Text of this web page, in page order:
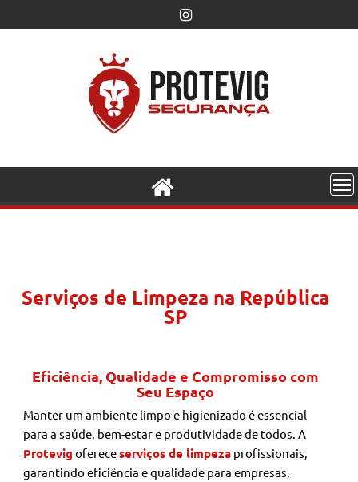
Serviços de Limpeza na República
SP
Eficiência, Qualidade e Compromisso com
Seu Espaço
Manter um ambiente limpo e higienizado é essencial
para a saúde, bem-estar e produtividade de todos. A
Protevig ofereceserviços de limpeza profissionais,
garantindo eficiência e qualidade para empresas,